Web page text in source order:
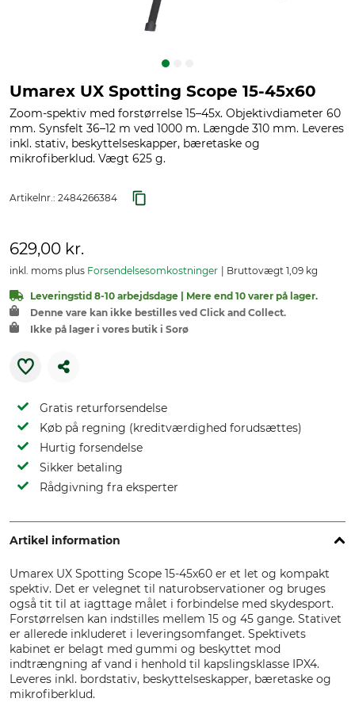
Umarex UX Spotting Scope 15-45x60
Zoom-spektiv med forstørrelse 15–45x. Objektivdiameter 60
mm. Synsfelt 36–12 m ved 1000 m. Længde 310 mm. Leveres
inkl. stativ, beskyttelseskapper, bæretaske og
mikrofiberklud. Vægt 625 g.
Artikelnr.: 2484266384
629,00 kr.
inkl. moms plus Forsendelsesomkostninger Bruttovægt 1,09 kg
Leveringstid 8-10 arbejdsdage | Mere end 10 varer på lager.
Denne vare kan ikke bestilles ved Click and Collect.
Ikke på lager i vores butik i Sorø
Gratis returforsendelse
Køb på regning (kreditværdighed forudsættes)
Hurtig forsendelse
Sikker betaling
Rådgivning fra eksperter
Artikel information
Umarex UX Spotting Scope 15-45x60 er et let og kompakt
spektiv. Det er velegnet til naturobservationer og bruges
også tit til at iagttage målet i forbindelse med skydesport.
Forstørrelsen kan indstilles mellem 15 og 45 gange. Stativet
er allerede inkluderet i leveringsomfanget. Spektivets
kabinet er belagt med gummi og beskyttet mod
indtrængning af vand i henhold til kapslingsklasse IPX4.
Leveres inkl. bordstativ, beskyttelseskapper, bæretaske og
mikrofiberklud.